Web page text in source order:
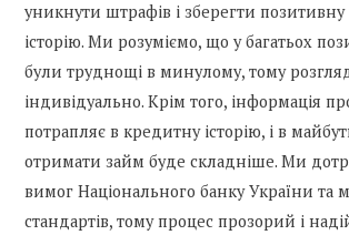
уникнути штрафів і зберегти
історію. Ми розуміємо, що у багатьох
були труднощі в минулому, тому
індивідуально. Крім того, інформація
потрапляє в кредитну історію, і в
отримати займ буде складніше. Ми
вимог Національного банку України та
стандартів, тому процес прозорий і